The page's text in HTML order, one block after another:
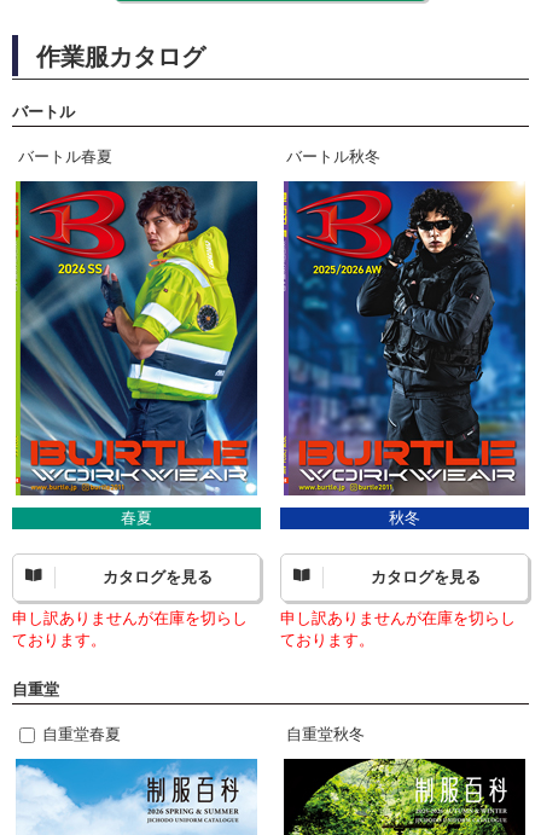
作業服カタログ
バートル
バートル春夏
春夏
カタログを見る
申し訳ありませんが在庫を切らし
ております。
バートル秋冬
秋冬
カタログを見る
申し訳ありませんが在庫を切らし
ております。
自重堂
自重堂春夏 自重堂秋冬